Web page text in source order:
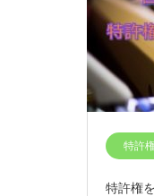
特許
特許権